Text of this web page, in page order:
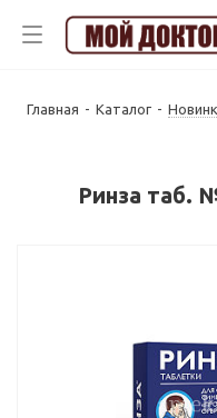
Главная - Каталог -
Ринза таб.